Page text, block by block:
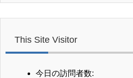
This Site Visitor
今日の訪問者数: